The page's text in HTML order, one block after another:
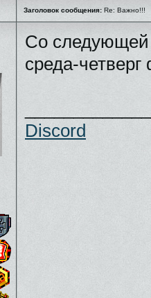
Заголовок сообщения: Re: Важно!!!
Со
среда-
Discord